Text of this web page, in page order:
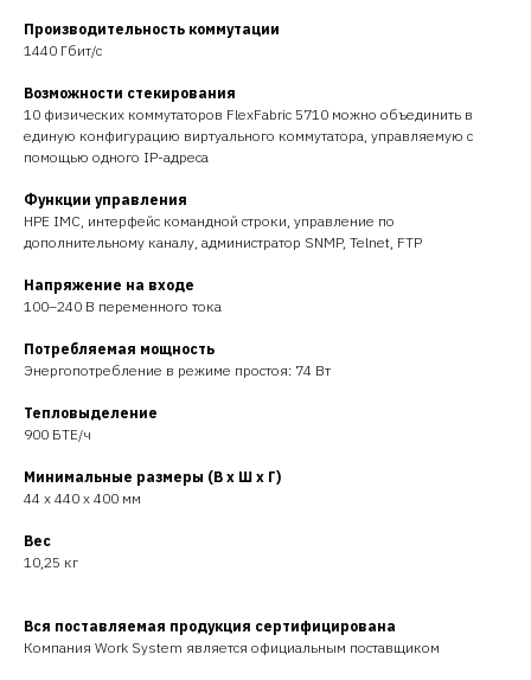
Производительность коммутации
1440 Гбит/с
Возможности стекирования
10 физических коммутаторов FlexFabric 5710 можно объединить в
единую конфигурацию виртуального коммутатора, управляемую с
помощью одного IP-адреса
Функции управления
HPE IMC, интерфейс командной строки, управление по
дополнительному каналу, администратор SNMP, Telnet, FTP
Напряжение на входе
100–240 В переменного тока
Потребляемая мощность
Энергопотребление в режиме простоя: 74 Вт
Тепловыделение
900 БТЕ/ч
Минимальные размеры (В x Ш x Г)
44 x 440 x 400 мм
Вес
10,25 кг
Вся поставляемая продукция сертифицирована
Компания Work System является официальным поставщиком